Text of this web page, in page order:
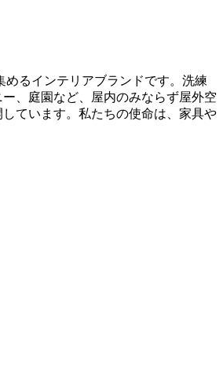
るインテリアブランドです。洗練
、庭園など、屋内のみならず屋外空
ています。私たちの使命は、家具や